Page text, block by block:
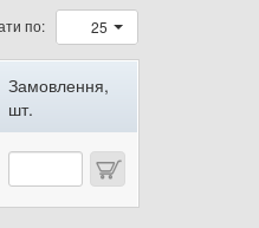
по: 25
Замовлення,
шт.